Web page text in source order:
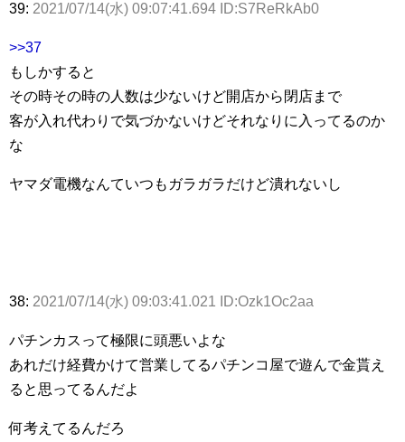
39: 2021/07/14(水) 09:07:41.694 ID:S7ReRkAb0
>>37
もしかすると
その時その時の人数は少ないけど開店から閉店まで
客が入れ代わりで気づかないけどそれなりに入ってるのか
な
ヤマダ電機なんていつもガラガラだけど潰れないし
38: 2021/07/14(水) 09:03:41.021 ID:Ozk1Oc2aa
パチンカスって極限に頭悪いよな
あれだけ経費かけて営業してるパチンコ屋で遊んで金貰え
ると思ってるんだよ
何考えてるんだろ